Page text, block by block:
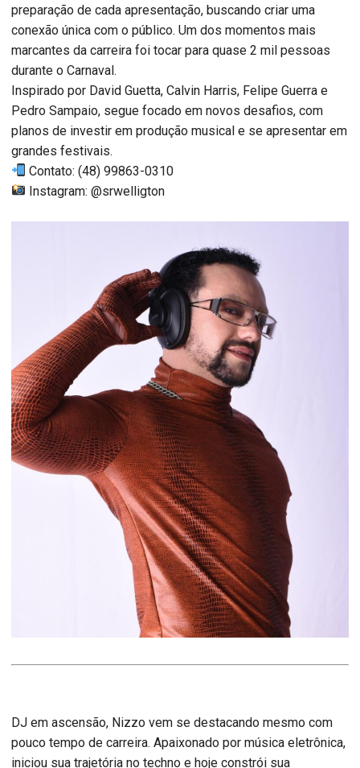
preparação de cada apresentação, buscando criar uma
conexão única com o público. Um dos momentos mais
marcantes da carreira foi tocar para quase 2 mil pessoas
durante o Carnaval.
Inspirado por David Guetta, Calvin Harris, Felipe Guerra e
Pedro Sampaio, segue focado em novos desafios, com
planos de investir em produção musical e se apresentar em
grandes festivais.
Contato: (48) 99863-0310
Instagram: @srwelligton
DJ em ascensão, Nizzo vem se destacando mesmo com
pouco tempo de carreira. Apaixonado por música eletrônica,
iniciou sua trajetória no techno e hoje constrói sua